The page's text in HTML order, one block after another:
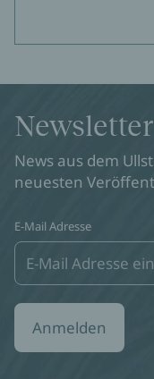
News aus dem
neuesten
E-Mail Adresse
Anmelden